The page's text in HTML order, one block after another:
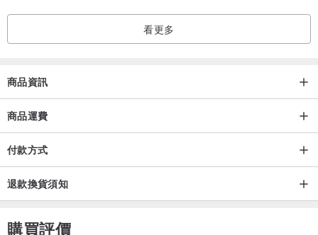
看更多
商品資訊
商品運費
付款方式
退款換貨須知
購買評價